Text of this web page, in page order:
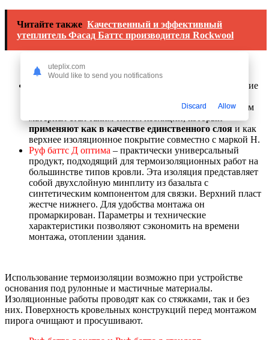
Читайте также Качественный и эффективный
утеплитель Фасад Баттс производителя Rockwool
– базальтовые минплиты, обладающие
параметрами. Благодаря свойствам и характеристикам
применяют как в качестве единственного слояи как
верхнее изоляционное покрытие совместно с маркой Н.
Руф баттс Д оптима – практически универсальный
продукт, подходящий для термоизоляционных работ на
большинстве типов кровли. Эта изоляция представляет
собой двухслойную минплиту из базальта с
синтетическим компонентом для связки. Верхний пласт
жестче нижнего. Для удобства монтажа он
промаркирован. Параметры и технические
характеристики позволяют сэкономить на времени
монтажа, отоплении здания.
Использование термоизоляции возможно при устройстве
основания под рулонные и мастичные материалы.
Изоляционные работы проводят как со стяжками, так и без
них. Поверхность кровельных конструкций перед монтажом
пирога очищают и просушивают.
uteplix.com
Would like to send you notifications
Discard Allow